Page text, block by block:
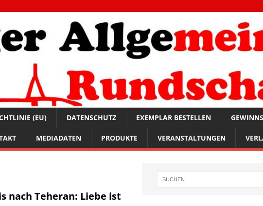
(EU) DATENSCHUTZ EXEMPLAR BESTELLEN
MEDIADATEN PRODUKTE VERANSTALTUNGEN
nach Teheran: Liebe ist